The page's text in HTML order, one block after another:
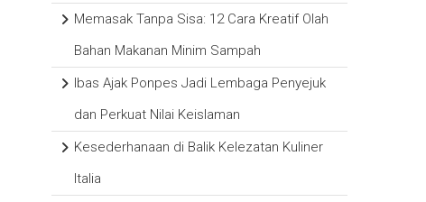
Memasak Tanpa Sisa: 12 Cara Kreatif Olah
Bahan Makanan Minim Sampah
Ibas Ajak Ponpes Jadi Lembaga Penyejuk
dan Perkuat Nilai Keislaman
Kesederhanaan di Balik Kelezatan Kuliner
Italia